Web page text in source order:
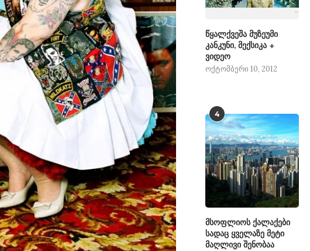
წყალქვეშა მუზეუმი
კანკუნი, მექსიკა +
ვიდეო
ოქტომბერი 10, 2012
4
მსოფლიოს ქალაქები
სადაც ყველაზე მეტი
მაღლივი შენობაა